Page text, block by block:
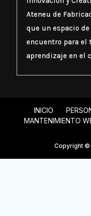
Ateneu de
que un espacio
encuentro para el
aprendizaje en el
INICIO
MANTENIMIENTO
Copyright ©